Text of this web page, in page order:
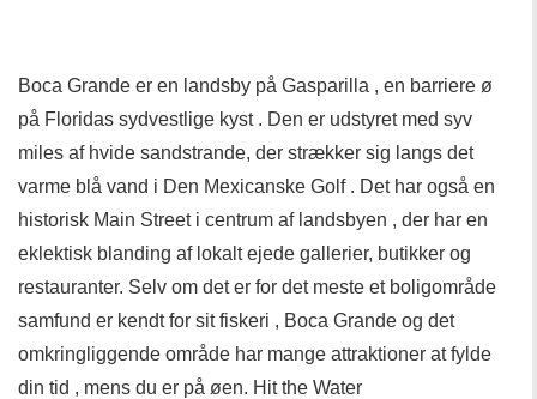
Boca Grande er en landsby på Gasparilla , en barriere ø
på Floridas sydvestlige kyst . Den er udstyret med syv
miles af hvide sandstrande, der strækker sig langs det
varme blå vand i Den Mexicanske Golf . Det har også en
historisk Main Street i centrum af landsbyen , der har en
eklektisk blanding af lokalt ejede gallerier, butikker og
restauranter. Selv om det er for det meste et boligområde
samfund er kendt for sit fiskeri , Boca Grande og det
omkringliggende område har mange attraktioner at fylde
din tid , mens du er på øen. Hit the Water